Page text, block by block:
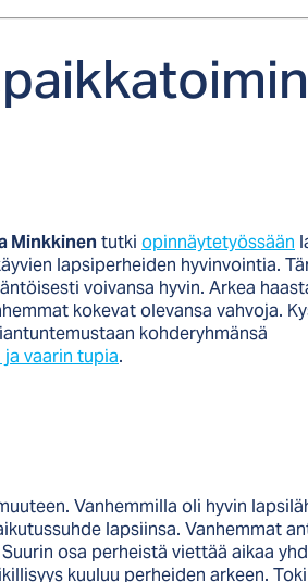
Minkkinen tutki opinnäytetyössään
lapsiperheiden hyvinvointia.
voivansa hyvin. Arkea
kokevat olevansa vahvoja.
kohderyhmänsä
ja vaarin tupia.
Vanhemmilla oli hyvin
lapsiinsa. Vanhemmat
osa perheistä viettää aikaa
kuuluu perheiden arkeen.